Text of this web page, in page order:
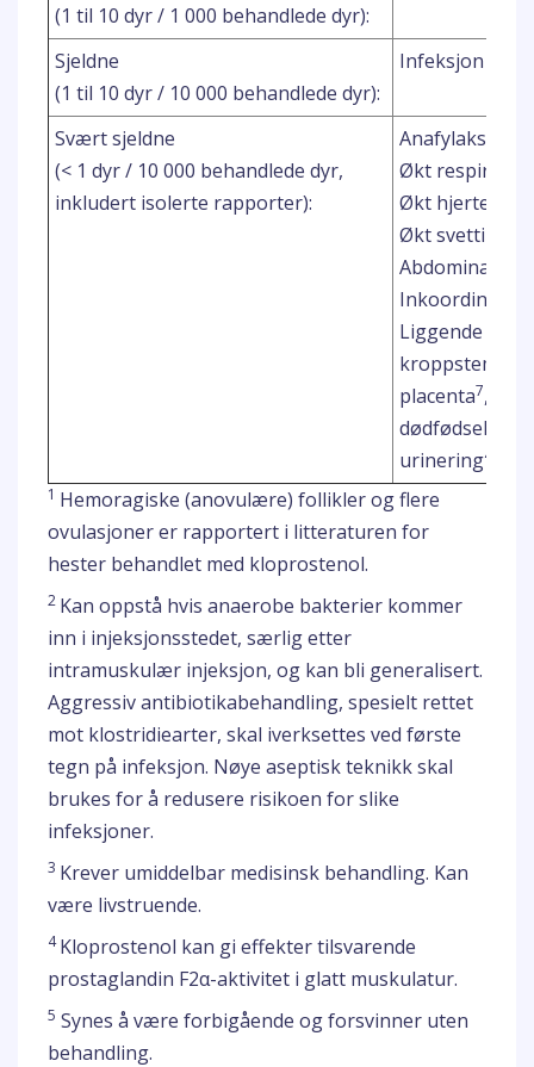
(1 til 10 dyr / 1 000 behandlede dyr):
Sjeldne
(1 til 10 dyr / 10 000 behandlede dyr):
Infeksjon på
Svært sjeldne
(< 1 dyr / 10 000 behandlede dyr,
inkludert isolerte rapporter):
Anafylaksi
Økt
Økt
Økt svetting
Liggende
placenta7,
dødfødsel
urinering4,8
1 Hemoragiske (anovulære) follikler og flere
ovulasjoner er rapportert i litteraturen for
hester behandlet med kloprostenol.
2 Kan oppstå hvis anaerobe bakterier kommer
inn i injeksjonsstedet, særlig etter
intramuskulær injeksjon, og kan bli generalisert.
Aggressiv antibiotikabehandling, spesielt rettet
mot klostridiearter, skal iverksettes ved første
tegn på infeksjon. Nøye aseptisk teknikk skal
brukes for å redusere risikoen for slike
infeksjoner.
3 Krever umiddelbar medisinsk behandling. Kan
være livstruende.
4Kloprostenol kan gi effekter tilsvarende
prostaglandin F2α-aktivitet i glatt muskulatur.
5 Synes å være forbigående og forsvinner uten
behandling.